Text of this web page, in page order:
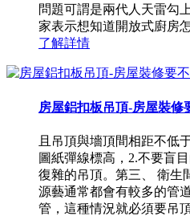
問題可謂是兩代人天雷勾
家表示想知道開放式廚房
了解詳情
房屋鋁扣板吊頂-房屋裝修
且吊頂與墻頂間相距不低
圖紙彈線標高，2.不要盲
復雜的吊頂。第三、 衛生
源藝通常都會有較多的管
管，這種情況就必須要吊